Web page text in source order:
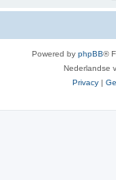
Powered by phpBB®
Nederlandse
Privacy |